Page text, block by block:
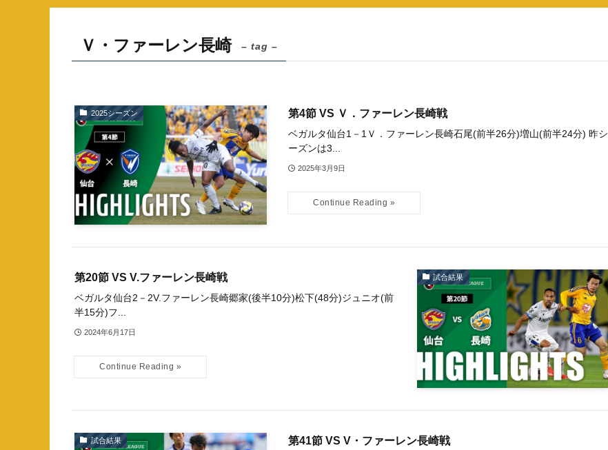
Ｖ・ファーレン長崎 – tag –
2025シーズン 第4節 VS Ｖ．ファーレン長崎戦
ベガルタ仙台1－1Ｖ．ファーレン長崎石尾(前半26分)増山(前半24分) 昨シ
ーズンは3...
2025年3月9日
試合結果
第20節 VS V.ファーレン長崎戦
ベガルタ仙台2－2V.ファーレン長崎郷家(後半10分)松下(48分)ジュニオ(前
半15分)フ...
2024年6月17日
試合結果 第41節 VS V・ファーレン長崎戦